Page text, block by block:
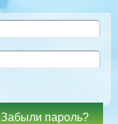
Забыли пароль?